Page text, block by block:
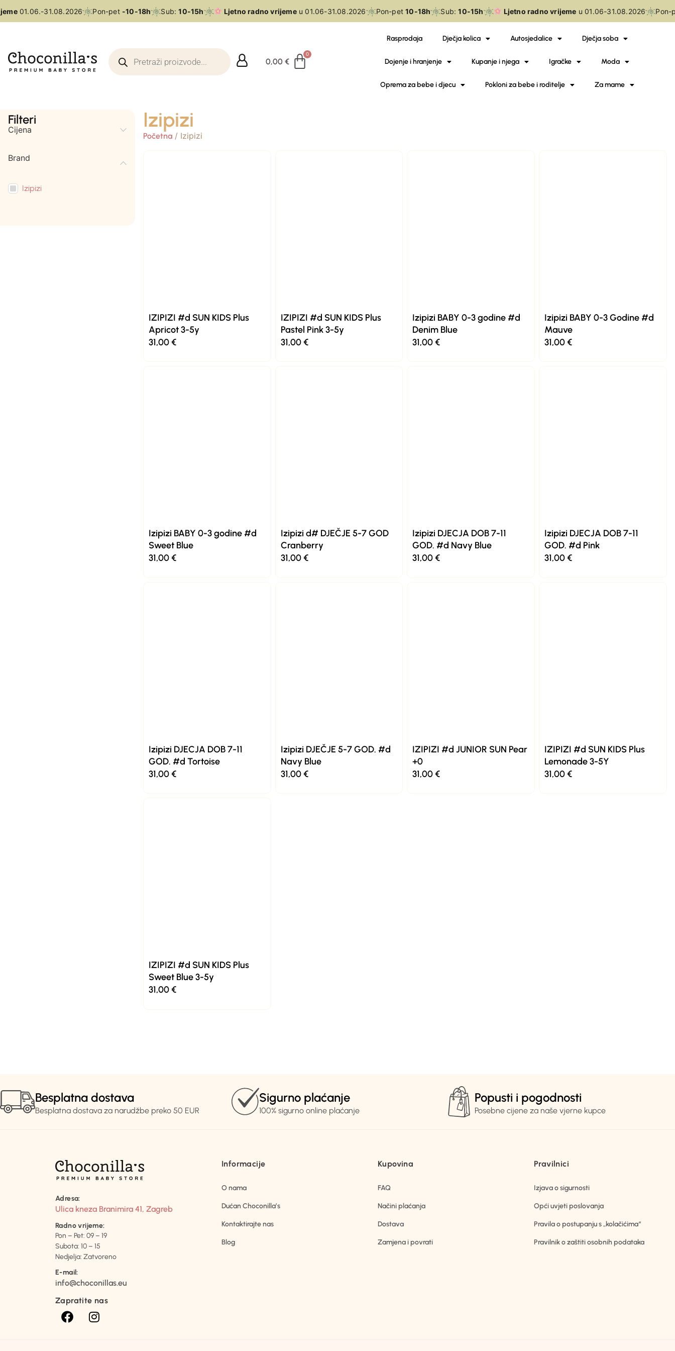
01.06.-31.08.2026 Pon-pet-10-18h Sub:10-15h Ljetno radno vrijemeu 01.06-31.08.2026 Pon-pet10-18h Sub:10-15h Ljetno radno vrijemeu 01.06-31.08.2026 Pon-
0,00€
Rasprodaja Dječja kolica Autosjedalice Dječja soba
Dojenje i hranjenje Kupanje i njega Igračke Moda
Oprema za bebe i djecu Pokloni za bebe i roditelje Za mame
Filteri
Cijena
Brand
Izipizi
Izipizi
Početna/ Izipizi
IZIPIZI #d SUN KIDS Plus
Apricot 3-5y
31,00€
IZIPIZI #d SUN KIDS Plus
Pastel Pink 3-5y
31,00€
Izipizi BABY 0-3 godine #d
Denim Blue
31,00€
Izipizi BABY 0-3 Godine #d
Mauve
31,00€
Izipizi BABY 0-3 godine #d
Sweet Blue
31,00€
Izipizi d# DJEČJE 5-7 GOD
Cranberry
31,00€
Izipizi DJECJA DOB 7-11
GOD. #d Navy Blue
31,00€
Izipizi DJECJA DOB 7-11
GOD. #d Pink
31,00€
Izipizi DJECJA DOB 7-11
GOD. #d Tortoise
31,00€
Izipizi DJEČJE 5-7 GOD. #d
Navy Blue
31,00€
IZIPIZI #d JUNIOR SUN Pear
+0
31,00€
IZIPIZI #d SUN KIDS Plus
Lemonade 3-5Y
31,00€
IZIPIZI #d SUN KIDS Plus
Sweet Blue 3-5y
31,00€
Besplatna dostava
Besplatna dostava za narudžbe preko 50 EUR
Sigurno plaćanje
100% sigurno online plaćanje
Popusti i pogodnosti
Posebne cijene za naše vjerne kupce
Adresa:
Ulica kneza Branimira 41, Zagreb
Radno vrijeme:
Pon – Pet: 09 – 19
Subota: 10 – 15
Nedjelja: Zatvoreno
E-mail:
info@choconillas.eu
Zapratite nas
Informacije
O nama
Dućan Choconilla’s
Kontaktirajte nas
Blog
Kupovina
FAQ
Načini plaćanja
Dostava
Zamjena i povrati
Pravilnici
Izjava o sigurnosti
Opći uvjeti poslovanja
Pravila o postupanju s „kolačićima“
Pravilnik o zaštiti osobnih podataka